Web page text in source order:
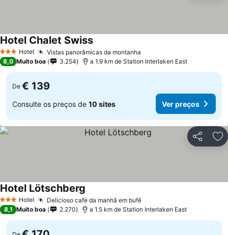
3 EstrelasHotel Vistas panorâmicas da montanha
Hotel Chalet Swiss
8,0 Muito boa 3.254 a 1.9 km de Station Interlaken East
De € 139
Consulte os preços de 10 sites Ver preços
Partilhar
3 EstrelasHotel Delicioso café da manhã em bufê
Hotel Lötschberg
8,1 Muito boa 2.270 a 1.5 km de Station Interlaken East